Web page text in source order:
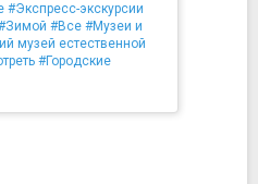
#Экспресс-экскурсии
#Все #Музеи и
музей естественной
#Городские